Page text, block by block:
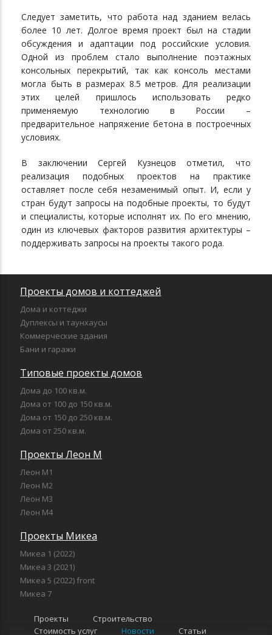
Следует заметить, что работа над зданием велась
более 10 лет. Долгое время проект был на стадии
обсуждения и адаптации под российские условия.
Одной из проблем стало выполнение поэтажных
консольных перекрытий, так как консоль местами
могла быть в размерах 8.5 метров. Для реализации
этих целей пришлось использовать редко
применяемую технологию в России –
предварительное напряжение бетона в построечных
условиях.
В заключении Сергей Кузнецов отметил, что
реализация подобных проектов на практике
оставляет после себя незаменимый опыт. И, если у
стран будут запросы на подобные проекты, то будут
и специалисты, которые исполнят их. По его мнению,
один из ключевых факторов развития архитектуры –
поддерживать запросы на проекты такого рода.
Проекты домов и коттеджей
Дома и коттеджи
Дуплексы и таунхаусы
Коммерческие здания
Бани и гаражи
Типовые проекты домов
Дома до 100 кв.м.
Дома от 100 до 150 кв.м.
Дома от 150 до 250 кв.м.
Дома от 250 кв.м.
Проекты Леон М
Леон М1
Леон М2
Леон М3
Леон М4
Проекты Микеа
Микеа 1 (2022)
Микеа 3 (2021)
Микеа 5 (2022) front
Микеа 7
Проекты
Строительство
Стоимость услуг
Новости Статьи